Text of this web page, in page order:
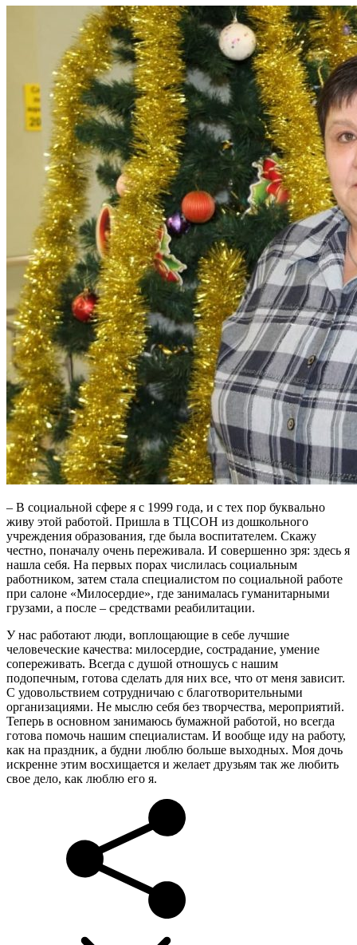
– В социальной сфере я с 1999 года, и с тех пор буквально
живу этой работой. Пришла в ТЦСОН из дошкольного
учреждения образования, где была воспитателем. Скажу
честно, поначалу очень переживала. И совершенно зря: здесь я
нашла себя. На первых порах числилась социальным
работником, затем стала специалистом по социальной работе
при салоне «Милосердие», где занималась гуманитарными
грузами, а после – средствами реабилитации.
У нас работают люди, воплощающие в себе лучшие
человеческие качества: милосердие, сострадание, умение
сопереживать. Всегда с душой отношусь с нашим
подопечным, готова сделать для них все, что от меня зависит.
С удовольствием сотрудничаю с благотворительными
организациями. Не мыслю себя без творчества, мероприятий.
Теперь в основном занимаюсь бумажной работой, но всегда
готова помочь нашим специалистам. И вообще иду на работу,
как на праздник, а будни люблю больше выходных. Моя дочь
искренне этим восхищается и желает друзьям так же любить
свое дело, как люблю его я.